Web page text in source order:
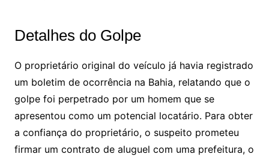
Detalhes do Golpe
O proprietário original do veículo já havia registrado
um boletim de ocorrência na Bahia, relatando que o
golpe foi perpetrado por um homem que se
apresentou como um potencial locatário. Para obter
a confiança do proprietário, o suspeito prometeu
firmar um contrato de aluguel com uma prefeitura, o